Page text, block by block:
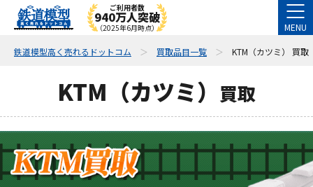
ご利用者数
940万人突破
（2025年6月時点） MENU
鉄道模型高く売れるドットコム 買取品目一覧 KTM（カツミ） 買取
KTM（カツミ） 買取